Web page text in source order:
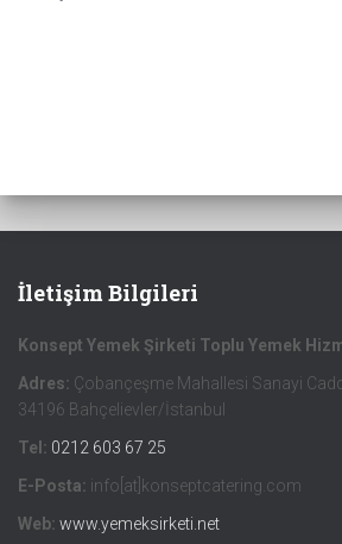
İletişim Bilgileri
Konsept Yemek Şirketi Toplu Yemek
Adres: Çobançeşme Mahallesi Sanayi
34196 Bahçelievler/İstanbul
Tel: 0212 603 67 25
E-Posta: info[at]konseptcatering.com
Web: www.yemeksirketi.net